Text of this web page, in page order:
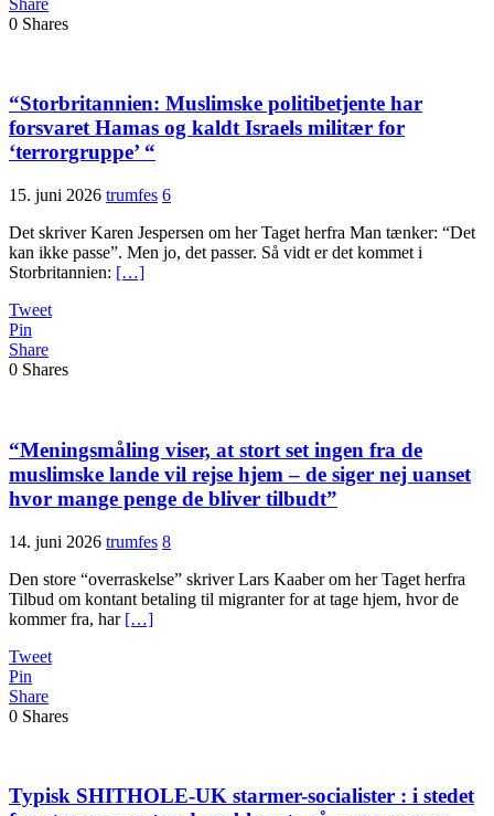
0 Shares
“Storbritannien: Muslimske politibetjente har
forsvaret Hamas og kaldt Israels militær for
‘terrorgruppe’ “
15. juni 2026 trumfes 6
Det skriver Karen Jespersen om her Taget herfra Man tænker: “Det
kan ikke passe”. Men jo, det passer. Så vidt er det kommet i
Storbritannien: […]
Tweet
Pin
Share
0 Shares
“Meningsmåling viser, at stort set ingen fra de
muslimske lande vil rejse hjem – de siger nej uanset
hvor mange penge de bliver tilbudt”
14. juni 2026 trumfes 8
Den store “overraskelse” skriver Lars Kaaber om her Taget herfra
Tilbud om kontant betaling til migranter for at tage hjem, hvor de
kommer fra, har […]
Tweet
Pin
Share
0 Shares
Typisk SHITHOLE-UK starmer-socialister : i stedet